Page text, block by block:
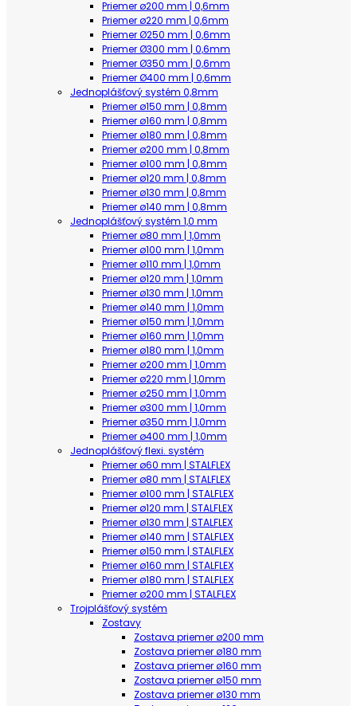
Priemer ø200 mm | 0,6mm
Priemer ø220 mm | 0,6mm
Priemer Ø250 mm | 0,6mm
Priemer Ø300 mm | 0,6mm
Priemer Ø350 mm | 0,6mm
Priemer Ø400 mm | 0,6mm
Jednoplášťový systém 0,8mm
Priemer ø150 mm | 0,8mm
Priemer ø160 mm | 0,8mm
Priemer ø180 mm | 0,8mm
Priemer ø200 mm | 0,8mm
Priemer ø100 mm | 0,8mm
Priemer ø120 mm | 0,8mm
Priemer ø130 mm | 0,8mm
Priemer ø140 mm | 0,8mm
Jednoplášťový systém 1,0 mm
Priemer ø80 mm | 1,0mm
Priemer ø100 mm | 1,0mm
Priemer ø110 mm | 1,0mm
Priemer ø120 mm | 1,0mm
Priemer ø130 mm | 1,0mm
Priemer ø140 mm | 1,0mm
Priemer ø150 mm | 1,0mm
Priemer ø160 mm | 1,0mm
Priemer ø180 mm | 1,0mm
Priemer ø200 mm | 1,0mm
Priemer ø220 mm | 1,0mm
Priemer ø250 mm | 1,0mm
Priemer ø300 mm | 1,0mm
Priemer ø350 mm | 1,0mm
Priemer ø400 mm | 1,0mm
Jednoplášťový flexi. systém
Priemer ø60 mm | STALFLEX
Priemer ø80 mm | STALFLEX
Priemer ø100 mm | STALFLEX
Priemer ø120 mm | STALFLEX
Priemer ø130 mm | STALFLEX
Priemer ø140 mm | STALFLEX
Priemer ø150 mm | STALFLEX
Priemer ø160 mm | STALFLEX
Priemer ø180 mm | STALFLEX
Priemer ø200 mm | STALFLEX
Trojplášťový systém
Zostavy
Zostava priemer ø200 mm
Zostava priemer ø180 mm
Zostava priemer ø160 mm
Zostava priemer ø150 mm
Zostava priemer ø130 mm